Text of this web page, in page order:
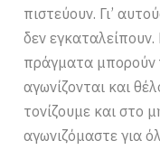
πιστεύουν. Γι’
δεν
πράγματα μπορούν
αγωνίζονται και
τονίζουμε και στο
αγωνιζόμαστε για